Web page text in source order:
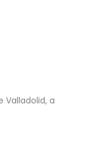
Valladolid, a